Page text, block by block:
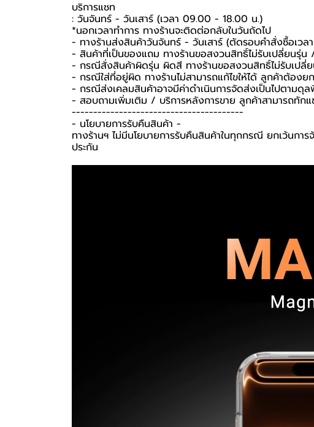
บริการแชท
: วันจันทร์ - วันเสาร์ (เวลา 09.00 - 18.00 น.)
*นอกเวลาทำการ ทางร้านจะติดต่อกลับในวันถัดไป
- ทางร้านส่งสินค้าวันจันทร์ - วันเสาร์ (ตัดรอบคำสั่งซื้อเว
- สินค้าที่เป็นของแถม ทางร้านขอสงวนสิทธิ์ไม่รับเปลี่ยนรุ่น
- กรณีสั่งสินค้าผิดรุ่น ผิดสี ทางร้านขอสงวนสิทธิ์ไม่รับเปลี่
- กรณีใส่ที่อยู่ผิด ทางร้านไม่สามารถแก้ไขให้ได้ ลูกค้าต้องย
- กรณีส่งเคลมสินค้าอาจมีค่าดำเนินการจัดส่งเป็นไปตามดุ
- สอบถามเพิ่มเติม / บริการหลังการขาย ลูกค้าสามารถทักแ
----------------------------------------
-️ นโยบายการรับคืนสินค้า -️
ทางร้านฯ ไม่มีนโยบายการรับคืนสินค้าในทุกกรณี ยกเว้นก
ประกัน